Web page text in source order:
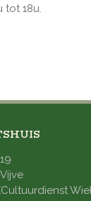
tot 18u.